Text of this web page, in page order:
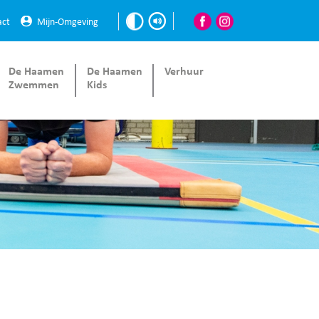
Mijn-Omgeving
De Haamen
Zwemmen
De Haamen
Kids
Verhuur